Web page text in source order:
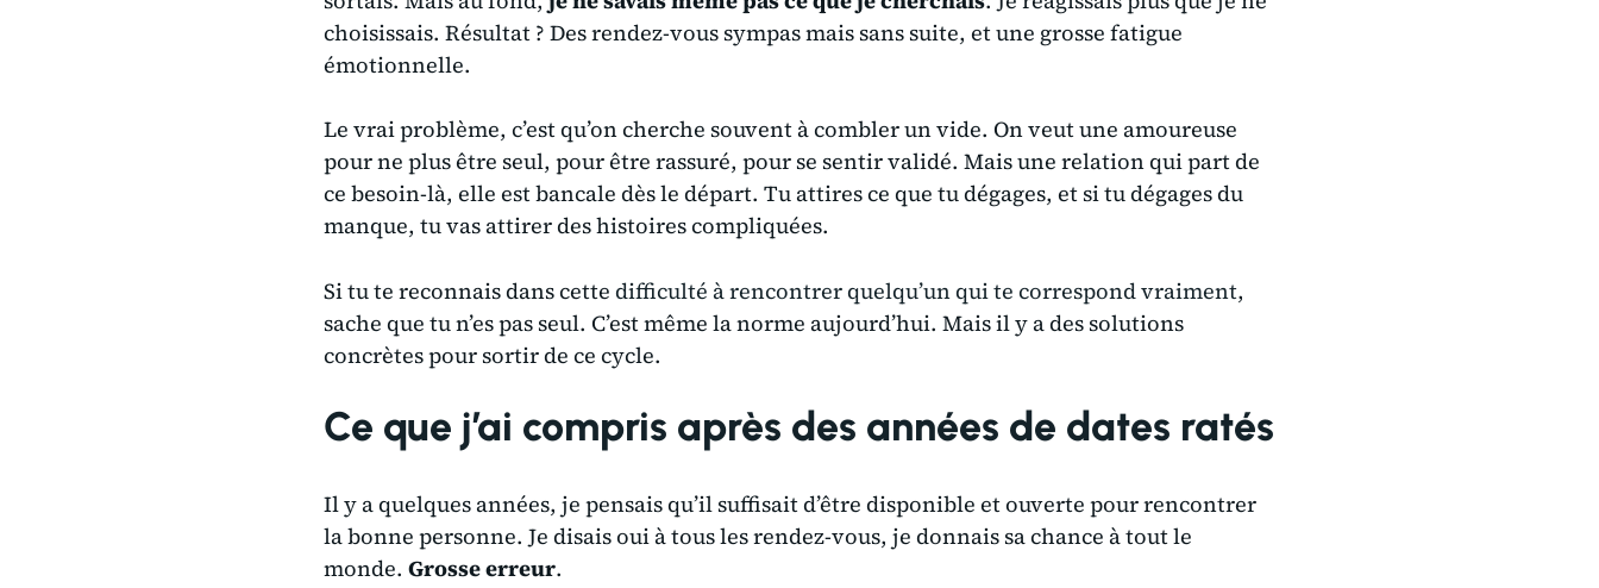
choisissais. Résultat ? Des rendez-vous sympas mais sans suite, et une grosse fatigue
émotionnelle.
Le vrai problème, c’est qu’on cherche souvent à combler un vide. On veut une amoureuse
pour ne plus être seul, pour être rassuré, pour se sentir validé. Mais une relation qui part de
ce besoin-là, elle est bancale dès le départ. Tu attires ce que tu dégages, et si tu dégages du
manque, tu vas attirer des histoires compliquées.
Si tu te reconnais dans cette difficulté à rencontrer quelqu’un qui te correspond vraiment,
sache que tu n’es pas seul. C’est même la norme aujourd’hui. Mais il y a des solutions
concrètes pour sortir de ce cycle.
Ce que j’ai compris après des années de dates ratés
Il y a quelques années, je pensais qu’il suffisait d’être disponible et ouverte pour rencontrer
la bonne personne. Je disais oui à tous les rendez-vous, je donnais sa chance à tout le
monde. Grosse erreur.